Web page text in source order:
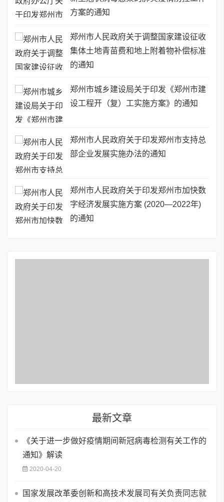
方案的通知
郑州市人民政府关于调整国家建设征收
集体土地青苗费和地上附着物补偿标准
的通知
郑州市城乡建设局关于印发《郑州市建
设工程开（复）工实施方案》的通知
郑州市人民政府关于印发郑州市支持总
部企业发展实施办法的通知
郑州市人民政府关于印发郑州市加快数
字经济发展实施方案 (2020—2022年)
的通知
最新文章
《关于进一步做好疫情期间新冠病毒检测有关工作的
通知》解读
2020-04-20
国家发展改革委创新和高技术发展司有关负责同志就